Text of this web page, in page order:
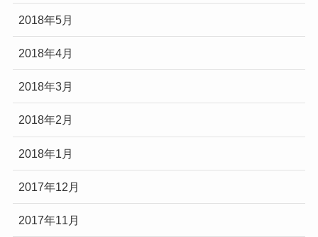
2018年5月
2018年4月
2018年3月
2018年2月
2018年1月
2017年12月
2017年11月